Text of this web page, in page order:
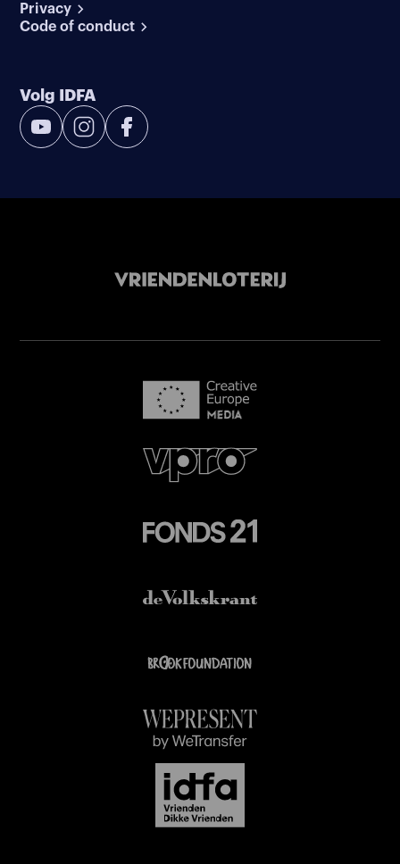
Privacy
Code of conduct
Volg IDFA